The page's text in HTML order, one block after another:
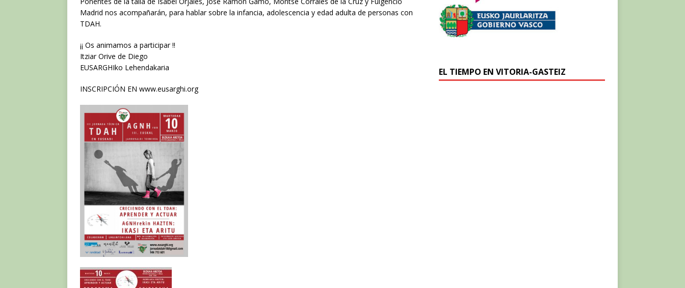
Madrid nos acompañarán, para hablar sobre la infancia, adolescencia y edad adulta de personas con
TDAH.
¡¡ Os animamos a participar !!
Itziar Orive de Diego
EUSARGHIko Lehendakaria
INSCRIPCIÓN EN www.eusarghi.org
EL TIEMPO EN VITORIA-GASTEIZ